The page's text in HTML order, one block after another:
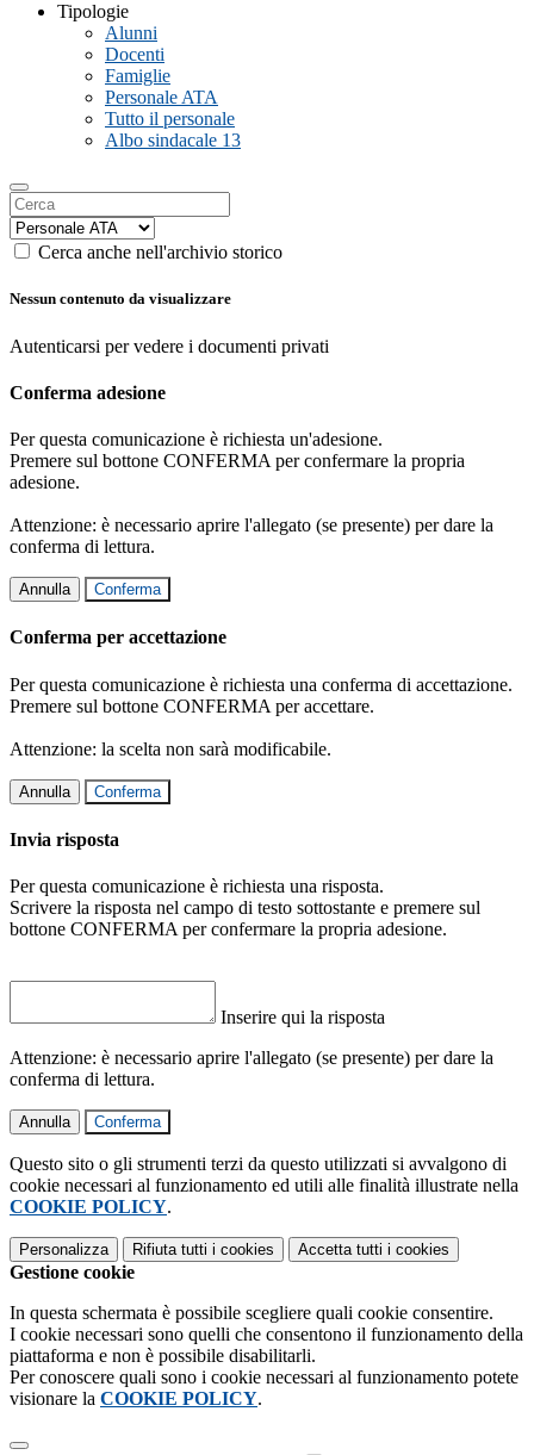
Tipologie
Alunni
Docenti
Famiglie
Personale ATA
Tutto il personale
Albo sindacale 13
Cerca anche nell'archivio storico
Nessun contenuto da visualizzare
Autenticarsi per vedere i documenti privati
Conferma adesione
Per questa comunicazione è richiesta un'adesione.
Premere sul bottone CONFERMA per confermare la propria
adesione.
Attenzione: è necessario aprire l'allegato (se presente) per dare la
conferma di lettura.
Annulla Conferma
Conferma per accettazione
Per questa comunicazione è richiesta una conferma di accettazione.
Premere sul bottone CONFERMA per accettare.
Attenzione: la scelta non sarà modificabile.
Annulla Conferma
Invia risposta
Per questa comunicazione è richiesta una risposta.
Scrivere la risposta nel campo di testo sottostante e premere sul
bottone CONFERMA per confermare la propria adesione.
Inserire qui la risposta
Attenzione: è necessario aprire l'allegato (se presente) per dare la
conferma di lettura.
Annulla Conferma
Questo sito o gli strumenti terzi da questo utilizzati si avvalgono di
cookie necessari al funzionamento ed utili alle finalità illustrate nella
COOKIE POLICY.
Personalizza Rifiuta tutti i cookies Accetta tutti i cookies
Gestione cookie
In questa schermata è possibile scegliere quali cookie consentire.
I cookie necessari sono quelli che consentono il funzionamento della
piattaforma e non è possibile disabilitarli.
Per conoscere quali sono i cookie necessari al funzionamento potete
visionare la COOKIE POLICY.